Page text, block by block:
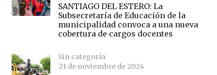
SANTIAGO DEL ESTERO: La
Subsecretaría de Educación de la
municipalidad convoca a una nueva
cobertura de cargos docentes
Sin categoría
21 de noviembre de 2024